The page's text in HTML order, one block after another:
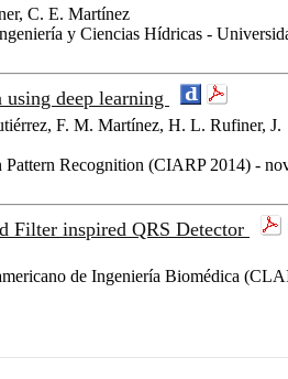
C. E. Martínez
y Ciencias Hídricas -
deep learning
F. M. Martínez, H. L. Rufiner, J.
Pattern Recognition (CIARP 2014) -
Filter inspired QRS Detector
de Ingeniería Biomédica